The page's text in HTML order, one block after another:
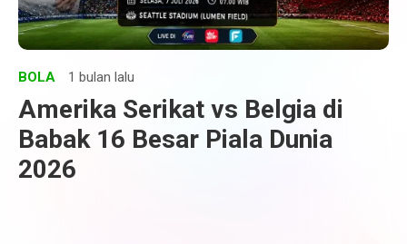
BOLA 1 bulan lalu
Amerika Serikat vs Belgia di
Babak 16 Besar Piala Dunia
2026